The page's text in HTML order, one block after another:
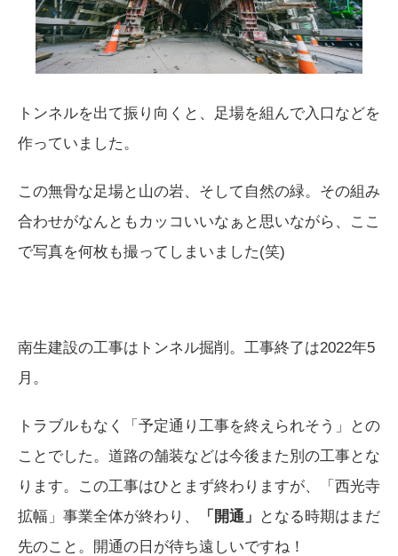
トンネルを出て振り向くと、足場を組んで入口などを
作っていました。
この無骨な足場と山の岩、そして自然の緑。その組み
合わせがなんともカッコいいなぁと思いながら、ここ
で写真を何枚も撮ってしまいました(笑)
南生建設の工事はトンネル掘削。工事終了は2022年5
月。
トラブルもなく「予定通り工事を終えられそう」との
ことでした。道路の舗装などは今後また別の工事とな
ります。この工事はひとまず終わりますが、「西光寺
拡幅」事業全体が終わり、
「開通」 となる時期はまだ
先のこと。開通の日が待ち遠しいですね！